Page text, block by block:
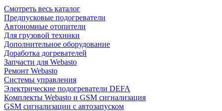
Смотреть весь каталог
Предпусковые подогреватели
Автономные отопители
Для грузовой техники
Дополнительное оборудование
Доработка догревателей
Запчасти для Webasto
Ремонт Webasto
Системы управления
Электрические подогреватели DEFA
Комплекты Webasto и GSM сигнализация
GSM сигнализации с автозапуском